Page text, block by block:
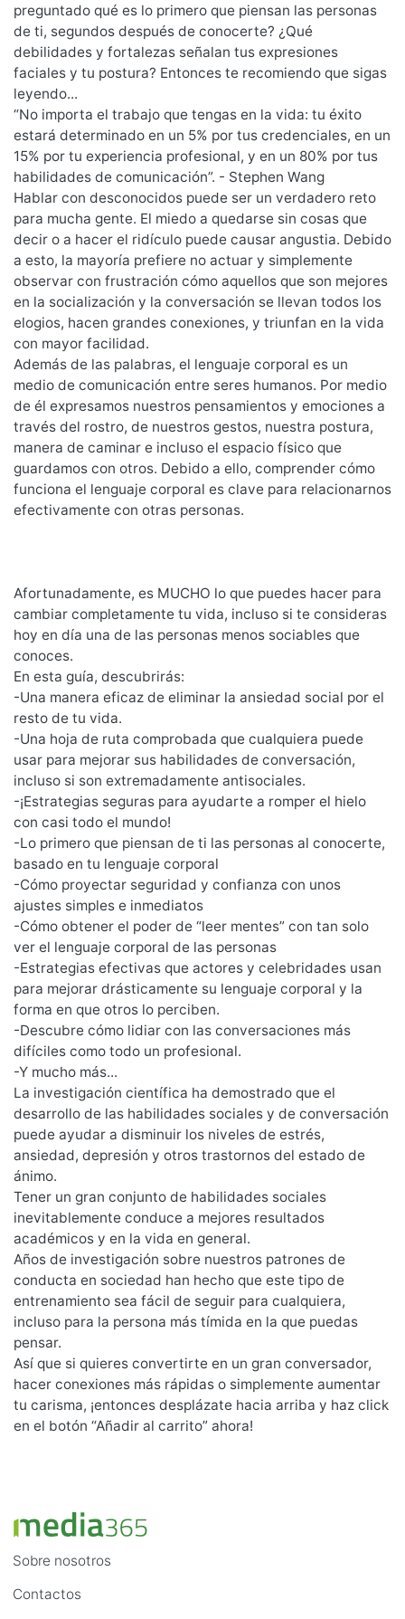
preguntado qué es lo primero que piensan las personas
de ti, segundos después de conocerte? ¿Qué
debilidades y fortalezas señalan tus expresiones
faciales y tu postura? Entonces te recomiendo que sigas
leyendo...
“No importa el trabajo que tengas en la vida: tu éxito
estará determinado en un 5% por tus credenciales, en un
15% por tu experiencia profesional, y en un 80% por tus
habilidades de comunicación”. - Stephen Wang
Hablar con desconocidos puede ser un verdadero reto
para mucha gente. El miedo a quedarse sin cosas que
decir o a hacer el ridículo puede causar angustia. Debido
a esto, la mayoría prefiere no actuar y simplemente
observar con frustración cómo aquellos que son mejores
en la socialización y la conversación se llevan todos los
elogios, hacen grandes conexiones, y triunfan en la vida
con mayor facilidad.
Además de las palabras, el lenguaje corporal es un
medio de comunicación entre seres humanos. Por medio
de él expresamos nuestros pensamientos y emociones a
través del rostro, de nuestros gestos, nuestra postura,
manera de caminar e incluso el espacio físico que
guardamos con otros. Debido a ello, comprender cómo
funciona el lenguaje corporal es clave para relacionarnos
efectivamente con otras personas.
Afortunadamente, es MUCHO lo que puedes hacer para
cambiar completamente tu vida, incluso si te consideras
hoy en día una de las personas menos sociables que
conoces.
En esta guía, descubrirás:
-Una manera eficaz de eliminar la ansiedad social por el
resto de tu vida.
-Una hoja de ruta comprobada que cualquiera puede
usar para mejorar sus habilidades de conversación,
incluso si son extremadamente antisociales.
-¡Estrategias seguras para ayudarte a romper el hielo
con casi todo el mundo!
-Lo primero que piensan de ti las personas al conocerte,
basado en tu lenguaje corporal
-Cómo proyectar seguridad y confianza con unos
ajustes simples e inmediatos
-Cómo obtener el poder de “leer mentes” con tan solo
ver el lenguaje corporal de las personas
-Estrategias efectivas que actores y celebridades usan
para mejorar drásticamente su lenguaje corporal y la
forma en que otros lo perciben.
-Descubre cómo lidiar con las conversaciones más
difíciles como todo un profesional.
-Y mucho más...
La investigación científica ha demostrado que el
desarrollo de las habilidades sociales y de conversación
puede ayudar a disminuir los niveles de estrés,
ansiedad, depresión y otros trastornos del estado de
ánimo.
Tener un gran conjunto de habilidades sociales
inevitablemente conduce a mejores resultados
académicos y en la vida en general.
Años de investigación sobre nuestros patrones de
conducta en sociedad han hecho que este tipo de
entrenamiento sea fácil de seguir para cualquiera,
incluso para la persona más tímida en la que puedas
pensar.
Así que si quieres convertirte en un gran conversador,
hacer conexiones más rápidas o simplemente aumentar
tu carisma, ¡entonces desplázate hacia arriba y haz click
en el botón “Añadir al carrito” ahora!
Sobre nosotros
Contactos